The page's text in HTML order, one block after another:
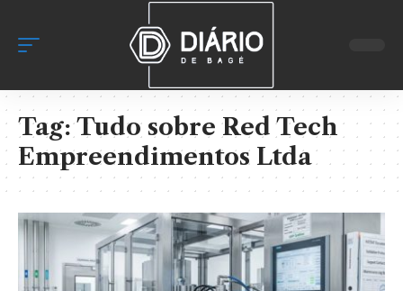
Tag:Tudo sobre Red Tech
Empreendimentos Ltda